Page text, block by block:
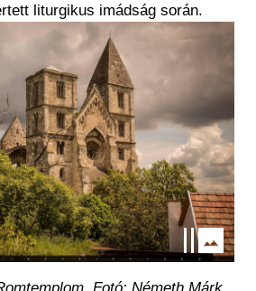
liturgikus imádság során.